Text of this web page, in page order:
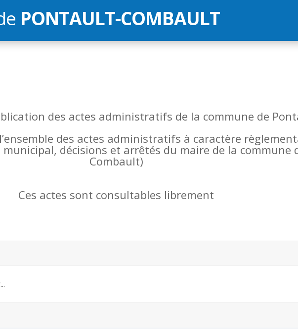
PONTAULT-COMBAULT
des actes administratifs de la commune de
des actes administratifs à caractère
décisions et arrêtés du maire de la commune
Combault)
Ces actes sont consultables librement